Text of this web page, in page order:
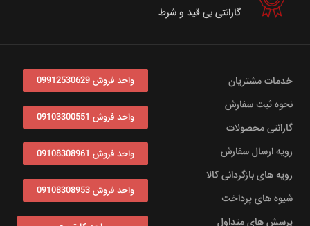
گارانتی بی قید و شرط
خدمات مشتریان
نحوه ثبت سفارش
گارانتی محصولات
رویه ارسال سفارش
رویه های بازگردانی کالا
شیوه های پرداخت
پرسش های متداول
واحد فروش 09912530629
واحد فروش 09103300551
واحد فروش 09108308961
واحد فروش 09108308953